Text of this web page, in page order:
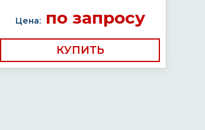
Цена:по запросу
КУПИТЬ